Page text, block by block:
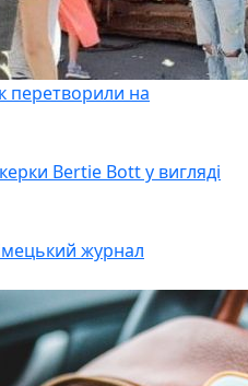
перетворили на
Bertie Bott у вигляді
журнал